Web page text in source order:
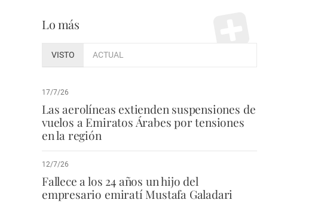
Lo más
VISTO ACTUAL
17/7/26
Las aerolíneas extienden suspensiones de
vuelos a Emiratos Árabes por tensiones
en la región
12/7/26
Fallece a los 24 años un hijo del
empresario emiratí Mustafa Galadari